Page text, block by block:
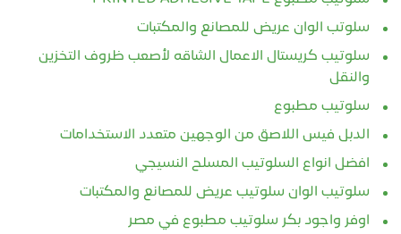
سلوتب الوان عريض للمصانع والمكتبات
سلوتيب كريستال الاعمال الشاقه لأصعب ظروف التخزين
والنقل
سلوتيب مطبوع
الدبل فيس اللاصق من الوجهين متعدد الاستخدامات
افضل انواع السلوتيب المسلح النسيجي
سلوتيب الوان سلوتيب عريض للمصانع والمكتبات
اوفر واجود بكر سلوتيب مطبوع في مصر